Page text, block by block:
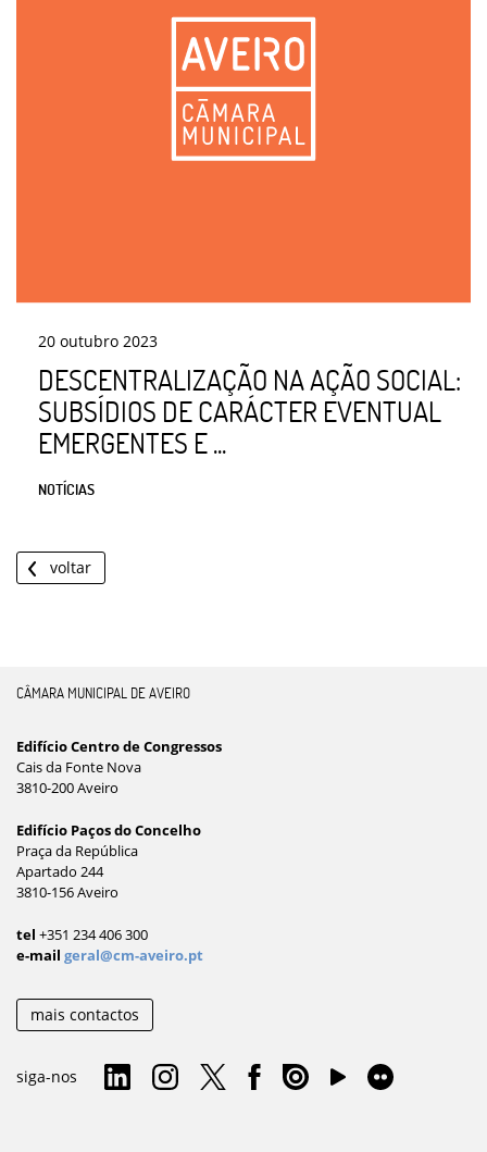
20 outubro 2023
DESCENTRALIZAÇÃO NA AÇÃO SOCIAL:
SUBSÍDIOS DE CARÁCTER EVENTUAL
EMERGENTES E ...
NOTÍCIAS
voltar
CÂMARA MUNICIPAL DE AVEIRO
Edifício Centro de Congressos
Cais da Fonte Nova
3810-200 Aveiro
Edifício Paços do Concelho
Praça da República
Apartado 244
3810-156 Aveiro
tel +351 234 406 300
e-mail geral@cm-aveiro.pt
mais contactos
siga-nos